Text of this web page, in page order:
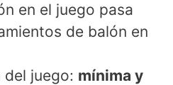
en el juego pasa
de balón en
del juego: mínima y